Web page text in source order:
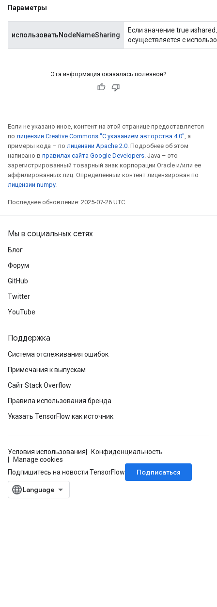
Параметры
использоватьNodeNameSharing
Если значение true
осуществляется с
Эта информация оказалась полезной?
Если не указано иное, контент на этой странице предоставляется
по лицензии Creative Commons "С указанием авторства 4.0", а
примеры кода – по лицензии Apache 2.0. Подробнее об этом
написано в правилах сайта Google Developers. Java – это
зарегистрированный товарный знак корпорации Oracle и/или ее
аффилированных лиц. Определенный контент лицензирован по
лицензии numpy.
Последнее обновление: 2025-07-26 UTC.
Мы в социальных сетях
Блог
Форум
GitHub
Twitter
YouTube
Поддержка
Система отслеживания ошибок
Примечания к выпускам
Сайт Stack Overflow
Правила использования бренда
Указать TensorFlow как источник
Условия использования
Конфиденциальность
Manage cookies
Подпишитесь на новости TensorFlow
Подписаться